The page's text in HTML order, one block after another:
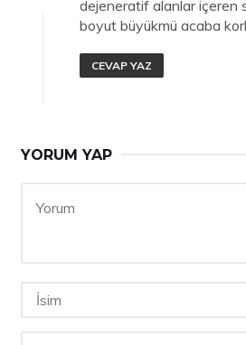
dejeneratif alanlar içeren
boyut büyükmü acaba
CEVAP YAZ
YORUM YAP